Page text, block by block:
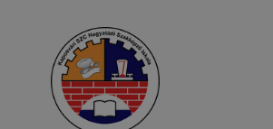
https://support.mozilla.org/hu/kb/
tarolasi-beallitasainak-kezelese
YouTube közösségi irányelvek:
https://www.youtube.com/